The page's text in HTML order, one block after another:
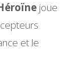
joue
et le